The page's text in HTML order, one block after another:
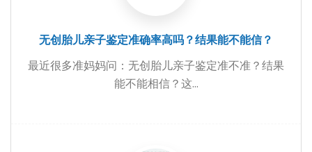
无创胎儿亲子鉴定准确率高吗？结果能不能信？
最近很多准妈妈问：无创胎儿亲子鉴定准不准？结果
能不能相信？这...